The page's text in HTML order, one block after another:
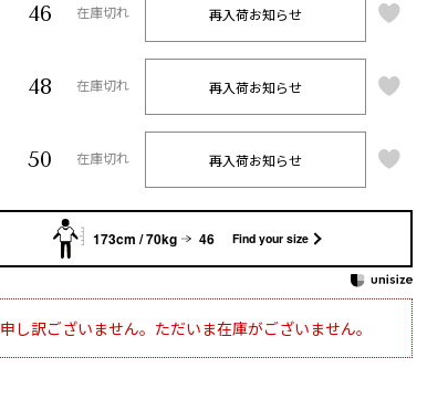
46 在庫切れ 再入荷お知らせ
48 在庫切れ 再入荷お知らせ
50 在庫切れ 再入荷お知らせ
173cm / 70kg 46 Find your size
申し訳ございません。ただいま在庫がございません。